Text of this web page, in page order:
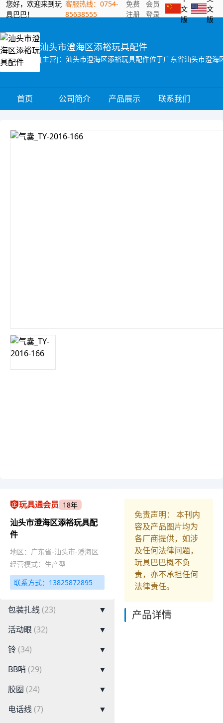
您好，欢迎来到玩
具巴巴！
客服热线：0754-
85638555
免费
注册
会员
登录
文
版
文
版
汕头市澄海区添裕玩具配件
首页 公司简介 产品展示 联系我们
玩具通会员 18年
汕头市澄海区添裕玩具配
件
地区：广东省-汕头市-澄海区
经营模式：生产型
联系方式：13825872895
包装扎线(23)
▼
活动眼 (32)
▼
铃(34)
▼
BB哨 (29)
▼
胶圈 (24)
▼
电话线(7)
▼
免责声明： 本刊内
容及产品图片均为
各厂商提供，如涉
及任何法律问题，
玩具巴巴概不负
责，亦不承担任何
法律责任。
产品详情